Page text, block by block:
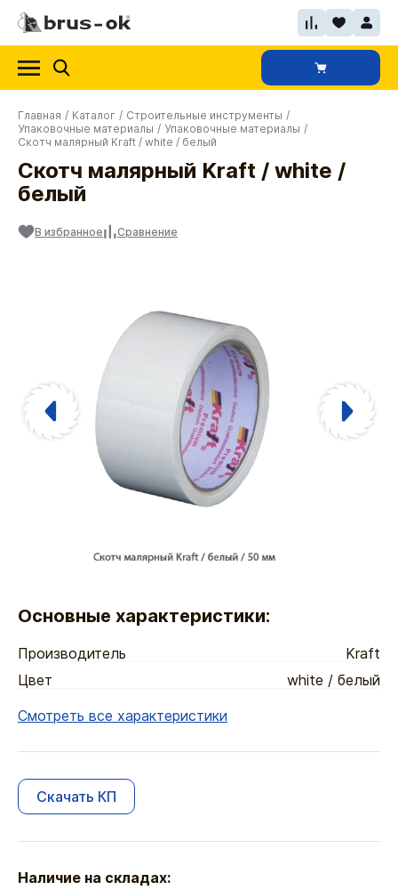
Главная / Каталог / Строительные инструменты /
Упаковочные материалы / Упаковочные материалы /
Скотч малярный Kraft / white / белый
Скотч малярный Kraft / white /
белый
В избранное Сравнение
Основные характеристики:
Производитель
Kraft
Цвет
white / белый
Смотреть все характеристики
Скачать КП
Наличие на складах: